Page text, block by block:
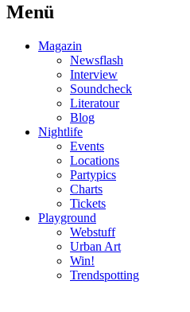
Menü
Magazin
Newsflash
Interview
Soundcheck
Literatour
Blog
Nightlife
Events
Locations
Partypics
Charts
Tickets
Playground
Webstuff
Urban Art
Win!
Trendspotting